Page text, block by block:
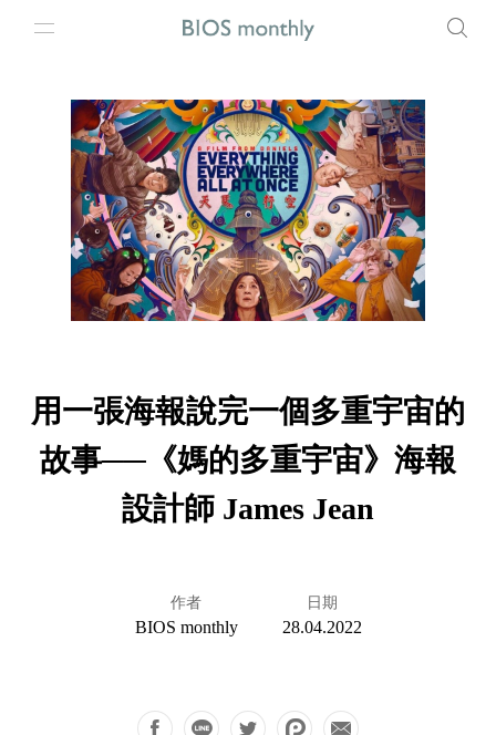
用一張海報說完一個多重宇宙的
故事──《媽的多重宇宙》海報
設計師 James Jean
作者
BIOS monthly
日期
28.04.2022